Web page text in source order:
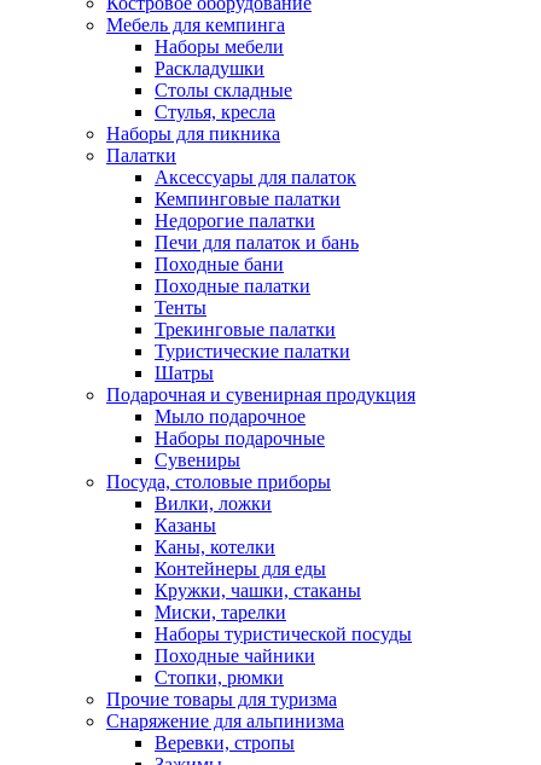
Мебель для кемпинга
Наборы мебели
Раскладушки
Столы складные
Стулья, кресла
Наборы для пикника
Палатки
Аксессуары для палаток
Кемпинговые палатки
Недорогие палатки
Печи для палаток и бань
Походные бани
Походные палатки
Тенты
Трекинговые палатки
Туристические палатки
Шатры
Подарочная и сувенирная продукция
Мыло подарочное
Наборы подарочные
Сувениры
Посуда, столовые приборы
Вилки, ложки
Казаны
Каны, котелки
Контейнеры для еды
Кружки, чашки, стаканы
Миски, тарелки
Наборы туристической посуды
Походные чайники
Стопки, рюмки
Прочие товары для туризма
Снаряжение для альпинизма
Веревки, стропы